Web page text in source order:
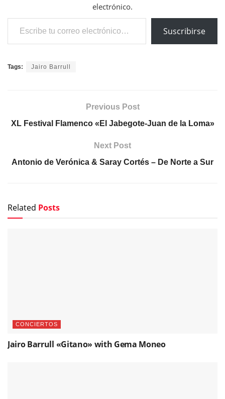
electrónico.
Escribe tu correo electrónico…
Suscribirse
Tags: Jairo Barrull
Previous Post
XL Festival Flamenco «El Jabegote-Juan de la Loma»
Next Post
Antonio de Verónica & Saray Cortés – De Norte a Sur
Related Posts
CONCIERTOS
Jairo Barrull «Gitano» with Gema Moneo